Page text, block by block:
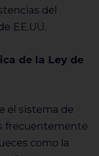
del
EE.UU.
de la Ley de
el sistema de
frecuentemente
como la